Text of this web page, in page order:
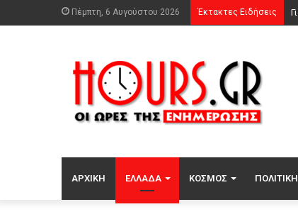
Πέμπτη, 6 Αυγούστου 2026 Έκτακτες Ειδήσεις
ΑΡΧΙΚΉ ΕΛΛΆΔΑ ΚΌΣΜΟΣ ΠΟΛΙΤΙΚΉ